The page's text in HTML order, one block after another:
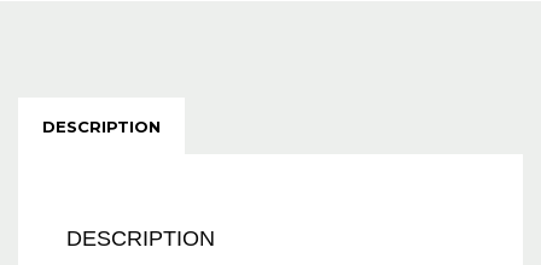
DESCRIPTION
DESCRIPTION